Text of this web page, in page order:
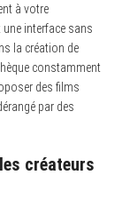
à votre
interface sans
la création de
constamment
des films
par des
créateurs